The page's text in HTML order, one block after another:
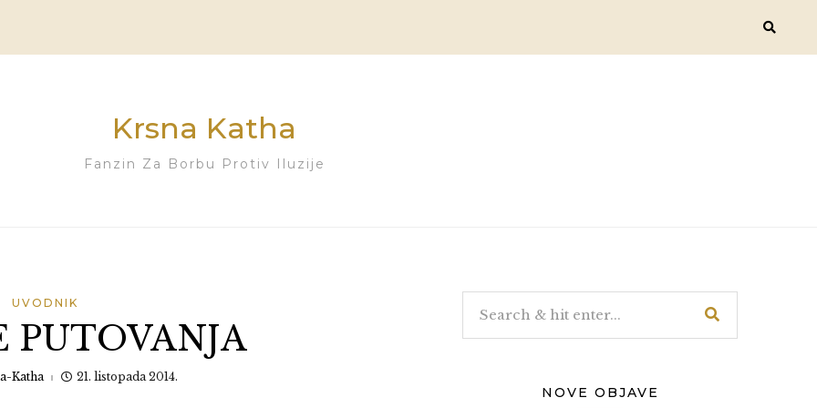
Krsna Katha
Fanzin Za Borbu Protiv Iluzije
UVODNIK
PUTOVANJA
Katha 21. listopada 2014.
NOVE OBJAVE